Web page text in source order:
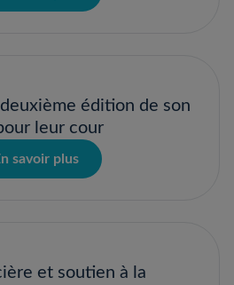
édition de son
leur cour
savoir plus
et soutien à la